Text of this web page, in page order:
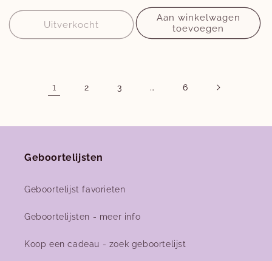
Uitverkocht
prijs
Aan winkelwagen
toevoegen
1 2 3 … 6
Geboortelijsten
Geboortelijst favorieten
Geboortelijsten - meer info
Koop een cadeau - zoek geboortelijst